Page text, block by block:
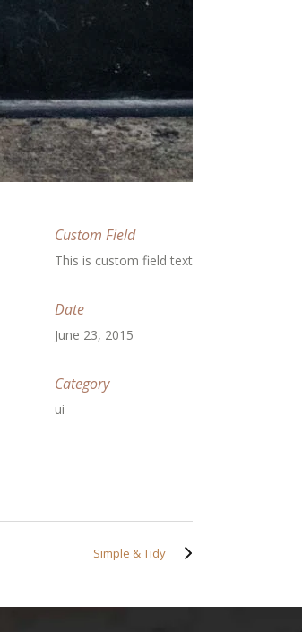
Custom Field
This is custom field text
Date
June 23, 2015
Category
ui
Simple & Tidy